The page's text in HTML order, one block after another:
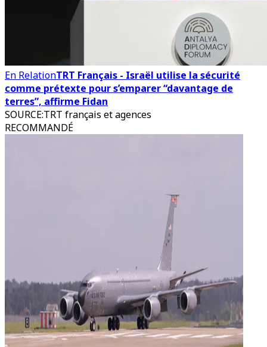
En RelationTRT Français - Israël utilise la sécurité
comme prétexte pour s’emparer “davantage de
terres”, affirme Fidan
SOURCE:TRT français et agences
RECOMMANDÉ